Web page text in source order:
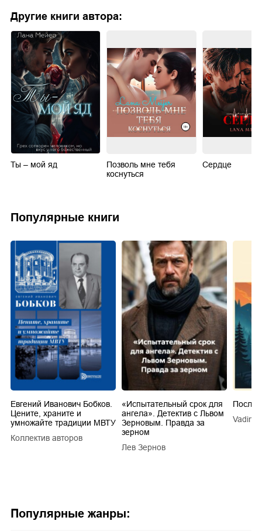
Популярные жанры:
Другие книги автора:
Ты – мой яд
Позволь мне тебя
коснуться
Сердце
Популярные книги
Евгений Иванович Бобков.
Цените, храните и
умножайте традиции МВТУ
Коллектив авторов
«Испытательный срок для
ангела». Детектив с Львом
Зерновым. Правда за
зерном
Лев Зернов
Vadim